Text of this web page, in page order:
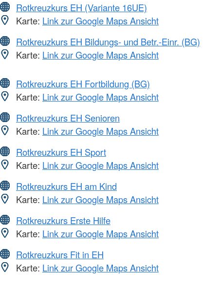
Rotkreuzkurs EH (Variante 16UE)
Karte: Link zur Google Maps Ansicht
Rotkreuzkurs EH Bildungs- und Betr.-Einr. (BG)
Karte: Link zur Google Maps Ansicht
Rotkreuzkurs EH Fortbildung (BG)
Karte: Link zur Google Maps Ansicht
Rotkreuzkurs EH Senioren
Karte: Link zur Google Maps Ansicht
Rotkreuzkurs EH Sport
Karte: Link zur Google Maps Ansicht
Rotkreuzkurs EH am Kind
Karte: Link zur Google Maps Ansicht
Rotkreuzkurs Erste Hilfe
Karte: Link zur Google Maps Ansicht
Rotkreuzkurs Fit in EH
Karte: Link zur Google Maps Ansicht